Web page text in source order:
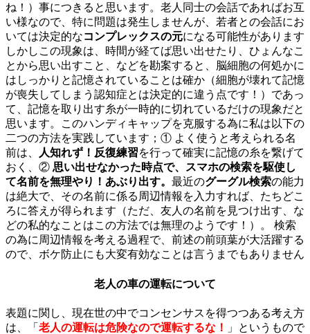
ね！）事につきると思います。老人同士の会話であればお互
い様なので、特に問題は発生しませんが、若者との会話にお
いては決定的なコンプレックスの元になる可能性があります
しかしこの現象は、時間が経てば思い出せたり、ひょんなこ
とから思い出すこと、などを勘案すると、脳細胞の何処かに
はしっかりと記憶されていることは確か（細胞が壊れて記憶
が喪失してしまう認知症とは決定的に違う点です！）であっ
て、記憶を取り出す糸が一時的に切れているだけの現象だと
思います。このハンディキャップを克服する為に私は以下の
二つの方法を実践しています；① よく使うと考えられる名
前は、
人知れず！反復練習を行って確実に記憶の糸を繋げて
おく、② 思い出せなかった時点で、スマホの検索を駆使し
て名前を無理やり！あぶり出す。 最近のグーグル検索の能力
は絶大で、その名前に係る周辺情報を入力すれば、たちどこ
ろに答えが得られます（ただ、友人の名前を見つけ出す、な
どの私的なことはこの方法では無理のようです！）。 検索
の為に周辺情報を考える過程で、前述の前頭葉が大活躍する
ので、ボケ防止にも大変有効なことは言うまでもありません
老人の車の運転について
表題に関し、現在世の中でコンセンサスを得つつある考え方
は、「 老人の運転は危険なので運転するな！
」というもので